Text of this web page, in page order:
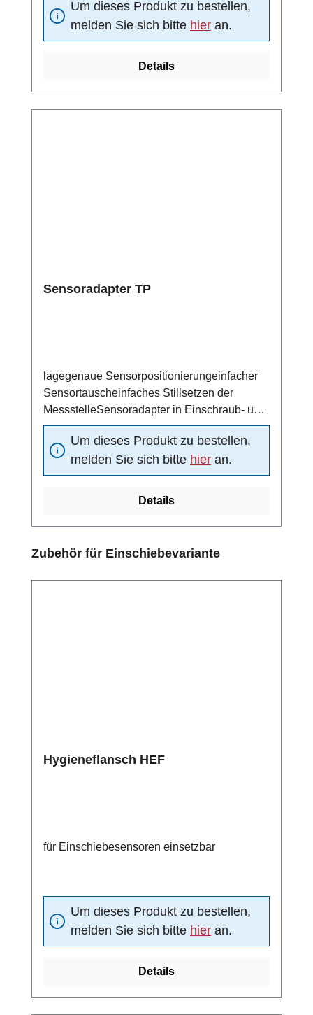
(Kugeldichtung): DelrinNenndruck: PN 25 bar
Um dieses Produkt zu bestellen,
melden Sie sich bitte hier an.
Details
Sensoradapter TP
lagegenaue Sensorpositionierungeinfacher
Sensortauscheinfaches Stillsetzen der
MessstelleSensoradapter in Einschraub- und
Schweißtechnik
Um dieses Produkt zu bestellen,
melden Sie sich bitte hier an.
Details
Produktgalerie überspringen
Zubehör für Einschiebevariante
Hygieneflansch HEF
für Einschiebesensoren einsetzbar
Um dieses Produkt zu bestellen,
melden Sie sich bitte hier an.
Details